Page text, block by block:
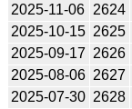
2025-11-06 2624
2025-10-15 2625
2025-09-17 2626
2025-08-06 2627
2025-07-30 2628